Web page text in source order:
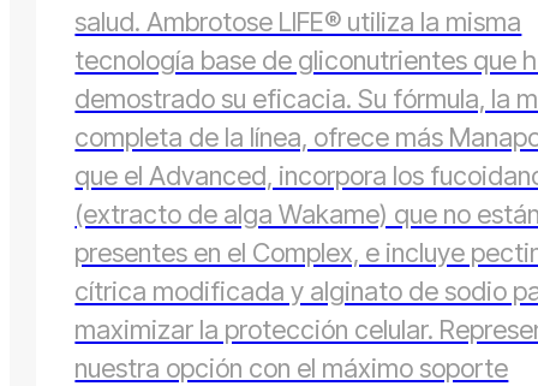
salud. Ambrotose LIFE® utiliza la misma
tecnología base de gliconutrientes que
demostrado su eficacia. Su fórmula, la
completa de la línea, ofrece más
que el Advanced, incorpora los
(extracto de alga Wakame) que no
presentes en el Complex, e incluye
cítrica modificada y alginato de sodio
maximizar la protección celular.
nuestra opción con el máximo soporte